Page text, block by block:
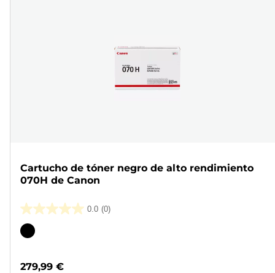
Cartucho de tóner negro de alto rendimiento
070H de Canon
0.0 (0)
0.0
de
Cartucho
279,99 €